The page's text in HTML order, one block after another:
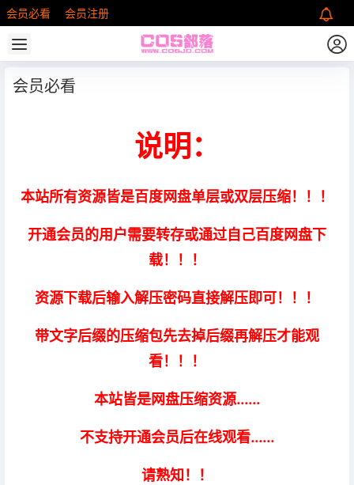
会员必看 会员注册
会员必看
说明：
本站所有资源皆是百度网盘单层或双层压缩！！！
开通会员的用户需要转存或通过自己百度网盘下
载！！！
资源下载后输入解压密码直接解压即可！！！
带文字后缀的压缩包先去掉后缀再解压才能观
看！！！
本站皆是网盘压缩资源......
不支持开通会员后在线观看......
请熟知！！